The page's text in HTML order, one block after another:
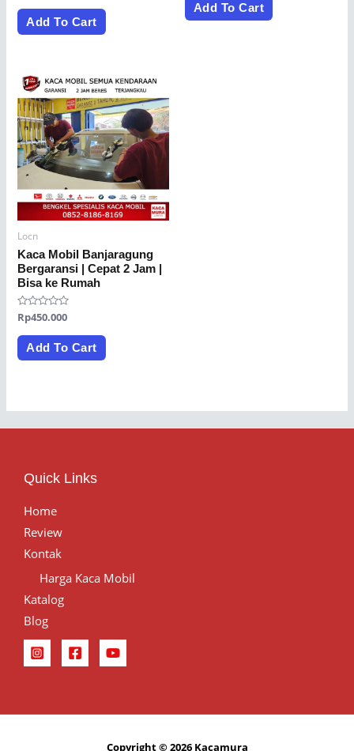
out
Add To Cart
Add To Cart
Locn
Kaca Mobil Banjaragung
Bergaransi | Cepat 2 Jam |
Bisa ke Rumah
Rated
0
out
Rp450.000
Add To Cart
Quick Links
Home
Review
Kontak
Harga Kaca Mobil
Katalog
Blog
Copyright © 2026 Kacamura